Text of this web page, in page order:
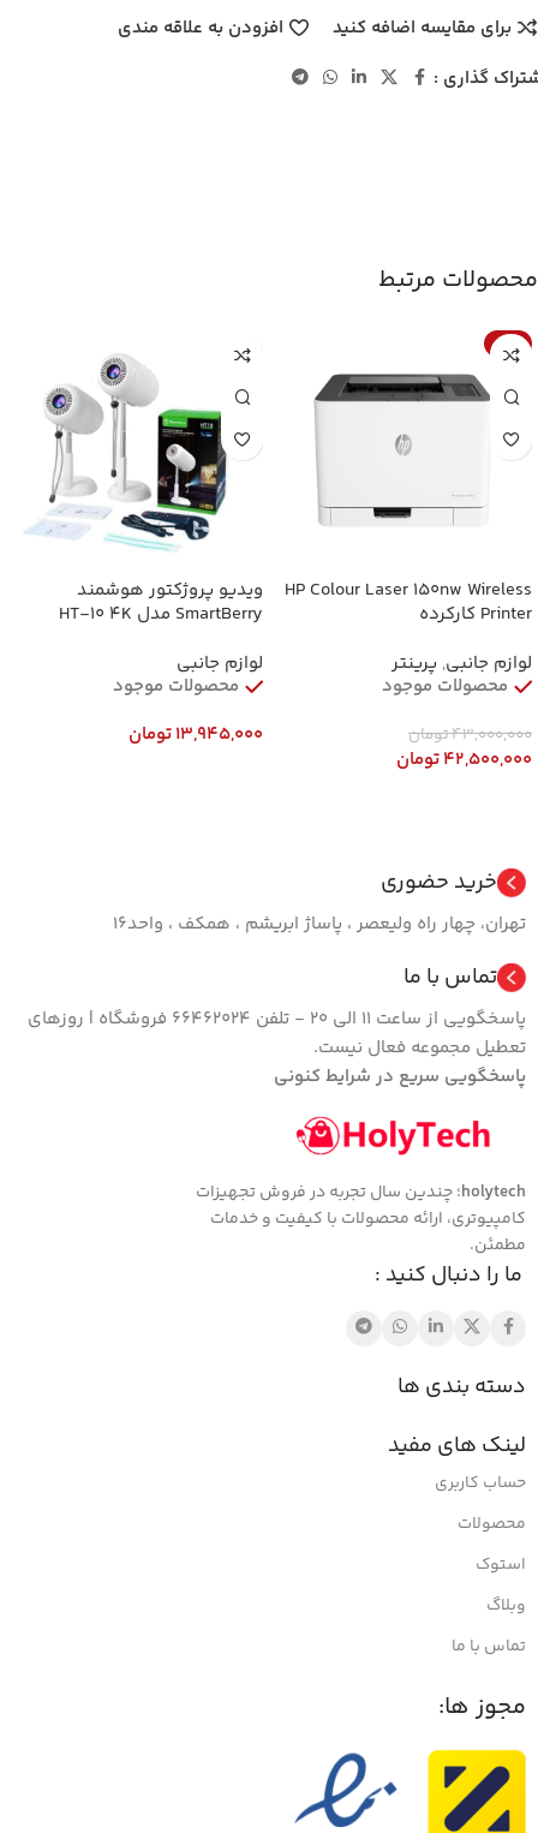
برای مقایسه اضافه کنید
افزودن به علاقه مندی
گذاری :
محصولات مرتبط
-1%
HP Colour Laser 150nw Wireless
Printer کارکرده
لوازم جانبی, پرینتر
محصولات موجود
43,000,000تومان
42,500,000تومان
ویدیو پروژکتور هوشمند
SmartBerry مدل HT-10 ۴K
لوازم جانبی
محصولات موجود
13,945,000تومان
خرید حضوری
تهران، چهار راه ولیعصر ، پاساژ ابریشم ، همکف ، واحد16
تماس با ما
پاسخگویی از ساعت 11 الی 20 - تلفن 66462024 فروشگاه | روزهای
تعطیل مجموعه فعال نیست.
پاسخگویی سریع در شرایط کنونی
holytech؛ چندین سال تجربه در فروش تجهیزات
کامپیوتری، ارائه محصولات با کیفیت و خدمات
مطمئن.
ما را دنبال کنید :
دسته بندی ها
لینک های مفید
حساب کاربری
محصولات
استوک
وبلاگ
تماس با ما
مجوز ها: